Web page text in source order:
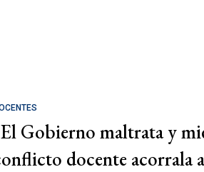
Gobierno maltrata y
docente acorrala